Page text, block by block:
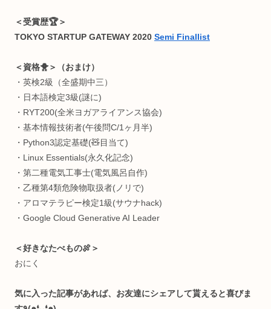
夢は心身を最高の状態に昇華させるインタラクティブアー
構築。
＜Computer Skills💻＞
・インタラクティブCG制作
・Webアプリ制作
・マイコン電子工作
・3Dプリンタ（CAD）
・3DCGモデリング
・機械学習モデル構築
＜受賞歴🏆＞